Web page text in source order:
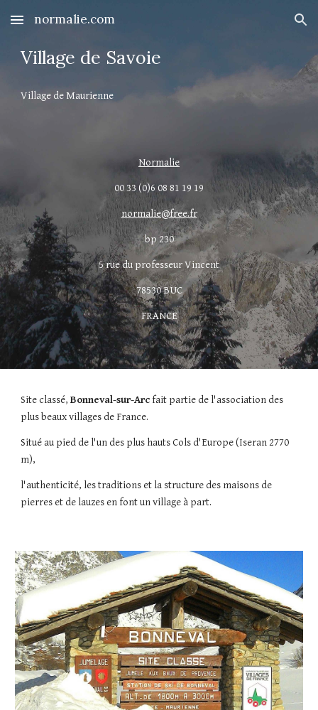
Skip to main content Skip to navigation
normalie.com
Village de Savoie
Village de Maurienne
Normalie
00 33 (0)6 08 81 19 19
normalie@free.fr
bp 230
5 rue du professeur Vincent
78530 BUC
FRANCE
Site classé, Bonneval-sur-Arc fait partie de l'association des
plus beaux villages de France.
Situé au pied de l'un des plus hauts Cols d'Europe (Iseran 2770
m),
l'authenticité, les traditions et la structure des maisons de
pierres et de lauzes en font un village à part.